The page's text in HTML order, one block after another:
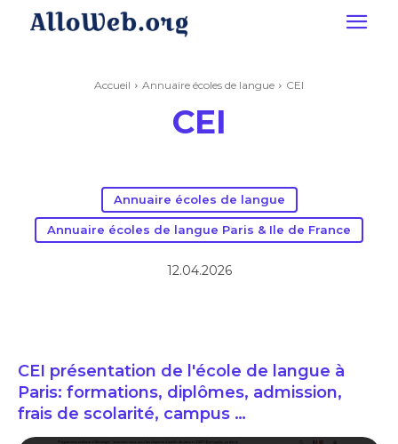
Accueil Annuaire écoles de langue CEI
CEI
Annuaire écoles de langue
Annuaire écoles de langue Paris & Ile de France
12.04.2026
CEI présentation de l'école de langue à
Paris: formations, diplômes, admission,
frais de scolarité, campus …